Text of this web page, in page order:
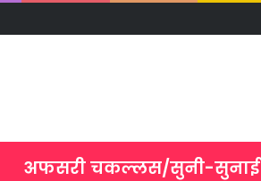
अफसरी चकल्लस/सुनी-सुनाई